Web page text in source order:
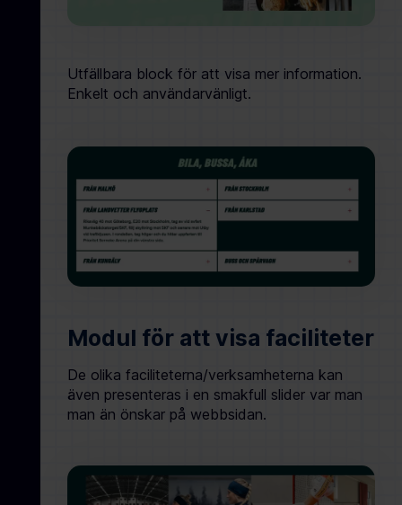
Utfällbara block för att visa mer information.
Enkelt och användarvänligt.
Modul för att visa faciliteter
De olika faciliteterna/verksamheterna kan
även presenteras i en smakfull slider var man
man än önskar på webbsidan.